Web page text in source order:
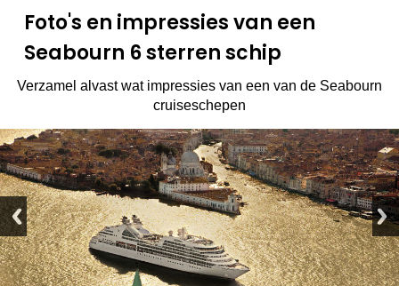
Foto's en impressies van een
Seabourn 6 sterren schip
Verzamel alvast wat impressies van een van de Seabourn
cruiseschepen